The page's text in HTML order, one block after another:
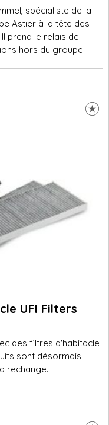
spécialiste de la
Astier à la tête des
prend le relais de
hors du groupe.
UFI Filters
des filtres d'habitacle
sont désormais
rechange.